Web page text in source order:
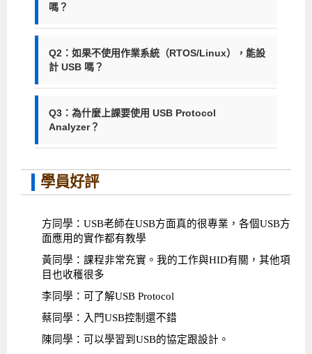
嗎？
舉（Enumeration）與封包協定。只要你具備 C 語
言基礎與 MCU 開發經驗，透過我們實戰導向的教
Q2：如果不使用作業系統（RTOS/Linux），能設
計 USB 嗎？
體是運行在 Bare-metal（裸機）環境下的。我們課
程中會教導你如何撰寫底層驅動與處理 Interrupt 事
    if (USB_Status == BUS_RESET) {
        USB_Reset_Config();
KEN) {
        Process_Setup_Packet(); // 解
    }
}
Q3：為什麼上課要使用 USB Protocol
Analyzer？
置」卻不知道原因。使用 Analyzer 可以直接看到
USB 總線上的真實封包，讓你一眼看出 Descriptor
從「入門」邁向「資深」的必備技能。
學員好評
方同學：USB老師在USB方面真的很專業，各個USB方
面應用的實作都有教學
黃同學：課程非常充實。我的工作與HID有關，其他項
目也收穫很多
李同學：可了解USB Protocol
蔡同學：入門USB控制還不錯
陳同學：可以學習到USB的協定跟設計。